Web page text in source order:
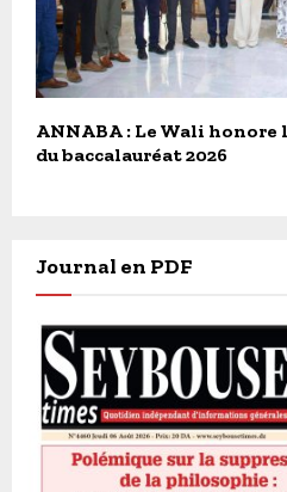
ANNABA : Le Wali
du baccalauréat 2026
Journal en PDF